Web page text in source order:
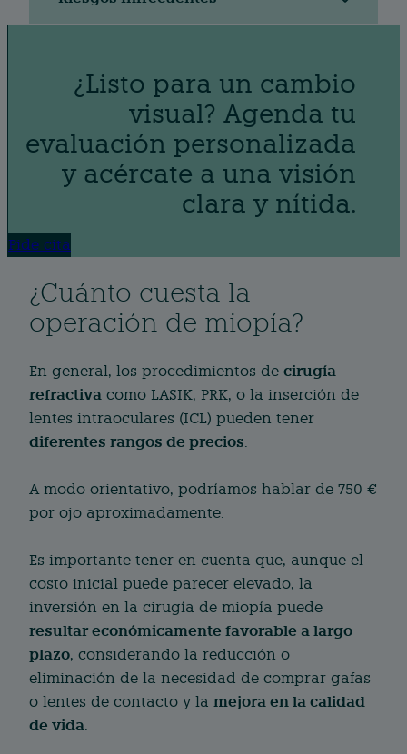
¿Listo para un cambio
visual? Agenda tu
evaluación personalizada
y acércate a una visión
clara y nítida.
Pide cita
¿Cuánto cuesta la
operación de miopía?
En general, los procedimientos de cirugía
refractiva como LASIK, PRK, o la inserción de
lentes intraoculares (ICL) pueden tener
diferentes rangos de precios
A modo orientativo, podríamos hablar de 750 €
por ojo aproximadamente.
Es importante tener en cuenta que, aunque el
costo inicial puede parecer elevado, la
inversión en la cirugía de miopía puede
resultar económicamente favorable a largo
plazo, considerando la reducción o
eliminación de la necesidad de comprar gafas
o lentes de contacto y la mejora en la calidad
de vida